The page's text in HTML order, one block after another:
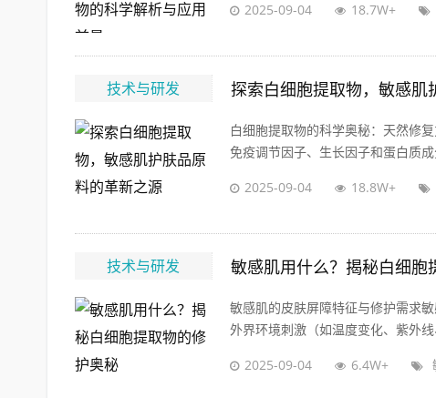
2025-09-04 18.7W+
技术与研发 探索白细胞提取物，敏感肌
白细胞提取物的科学奥秘：天然修
免疫调节因子、生长因子和蛋白质成
2025-09-04 18.8W+
技术与研发 敏感肌用什么？揭秘白细胞
敏感肌的皮肤屏障特征与修护需求
外界环境刺激（如温度变化、紫外线
2025-09-04 6.4W+